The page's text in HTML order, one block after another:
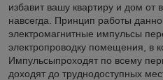
избавит вашу квартиру и дом от
навсегда. Принцип работы
электромагнитные импульсы
электропроводку помещения, в
Импульсыпроходят по всему
доходят до труднодоступных